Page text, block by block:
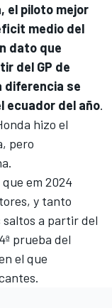
el piloto mejor
medio del
dato que
del GP de
diferencia se
ecuador del año.
hizo el
pero
em 2024
y tanto
saltos a partir del
prueba del
el que